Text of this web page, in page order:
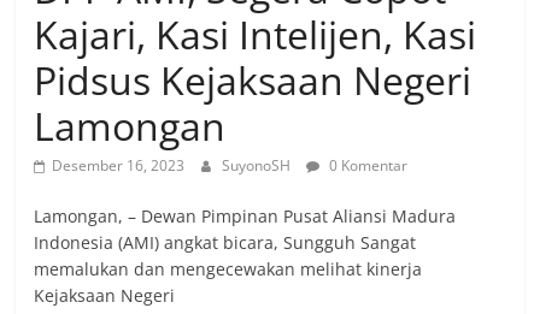
Kajari, Kasi Intelijen, Kasi
Pidsus Kejaksaan Negeri
Lamongan
Desember 16, 2023 SuyonoSH 0 Komentar
Lamongan, – Dewan Pimpinan Pusat Aliansi Madura
Indonesia (AMI) angkat bicara, Sungguh Sangat
memalukan dan mengecewakan melihat kinerja
Kejaksaan Negeri